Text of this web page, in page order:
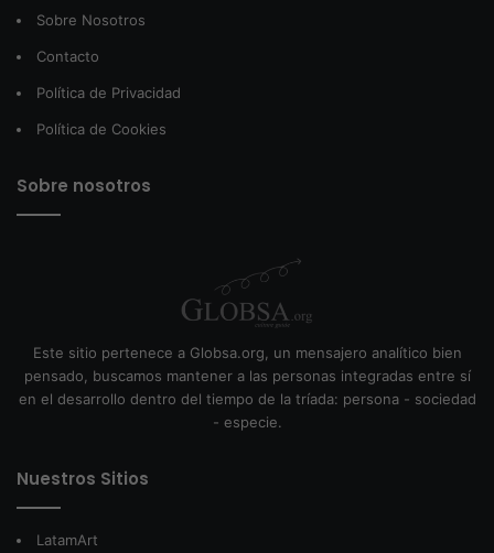
Sobre Nosotros
Contacto
Política de Privacidad
Política de Cookies
Sobre nosotros
Este sitio pertenece a Globsa.org, un mensajero analítico bien
pensado, buscamos mantener a las personas integradas entre sí
en el desarrollo dentro del tiempo de la tríada: persona - sociedad
- especie.
Nuestros Sitios
LatamArt